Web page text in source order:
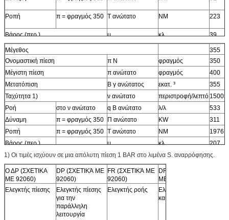
Ροπή π = φραγμός 350 Τ ανώτατο NM 223
Βάρος (περ.) μ κλ 39
Μέγεθος
355
Ονομαστική πίεση
π Ν φραγμός
350
Μέγιστη πίεση
π ανώτατο φραγμός
400
Μετατόπιση
Β γ ανώτατος εκατ. ³
355
Ταχύτητα 1)
ν ανώτατο περιστροφή/λεπτό 1500
Ροή
στο ν ανώτατο q Β ανώτατο λ/λ
533
Δύναμη
π = φραγμός 350 Π ανώτατο KW
311
Ροπή
π = φραγμός 350 Τ ανώτατο NM
1976
Βάρος (περ.)
μ κλ
207
1) Οι τιμές ισχύουν σε μια απόλυτη πίεση 1 BAR στο λιμένα S. αναρρόφησης.
Ο ΔΡ (ΣΧΕΤΙΚΑ
ΜΕ 92060)
DP (ΣΧΕΤΙΚΆ ΜΕ
92060)
FR (ΣΧΕΤΙΚΆ ΜΕ
92060)
DFR (ΣΧΕΤΙΚΆ
ΜΕ 92060)
Ελεγκτής πίεσης
Ελεγκτής πίεσης
για την
παράλληλη
λειτουργία
Ελεγκτής ροής
Ελεγκτής πίεσης
και ροής